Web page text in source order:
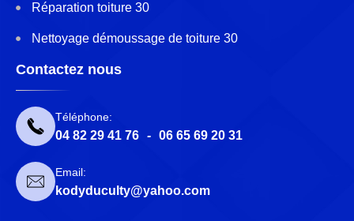
Réparation toiture 30
Nettoyage démoussage de toiture 30
Contactez nous
Téléphone:
04 82 29 41 76 - 06 65 69 20 31
Email:
kodyduculty@yahoo.com